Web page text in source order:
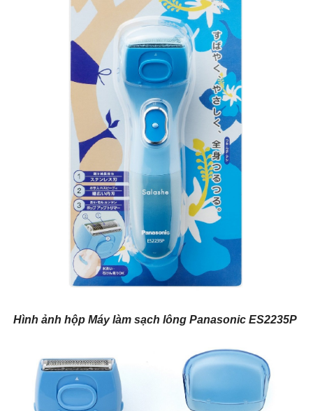
Hình ảnh hộp Máy làm sạch lông Panasonic ES2235P